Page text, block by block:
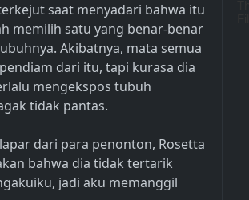
saat menyadari bahwa itu
memilih satu yang benar-benar
Akibatnya, mata semua
dari itu, tapi kurasa dia
mengekspos tubuh
tidak pantas.
dari para penonton, Rosetta
bahwa dia tidak tertarik
jadi aku memanggil